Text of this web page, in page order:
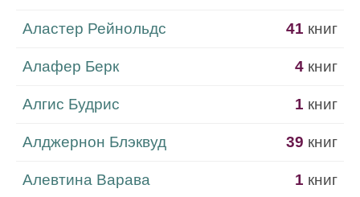
Аластер Рейнольдс 41 книг
Алафер Берк 4 книг
Алгис Будрис 1 книг
Алджернон Блэквуд 39 книг
Алевтина Варава 1 книг